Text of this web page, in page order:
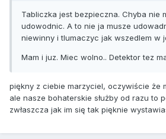
Tabliczka jest bezpieczna. Chyba nie
udowodnic. A to nie ja musze
niewinny i tlumaczyc jak wszedlem w
Mam i juz. Miec wolno.. Detektor tez
piękny z ciebie marzyciel, oczywiście że
ale nasze bohaterskie służby od razu to
zwłaszcza jak im się tak pięknie